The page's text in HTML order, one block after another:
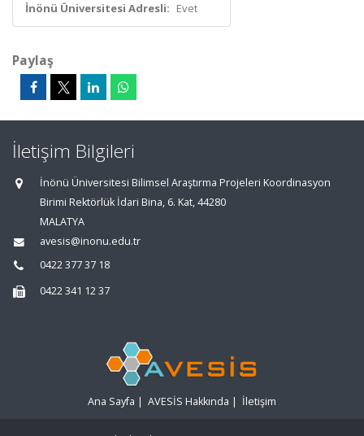
İnönü Üniversitesi Adresli: Evet
Paylaş
İletişim Bilgileri
İnönü Üniversitesi Bilimsel Araştırma Projeleri Koordinasyon
Birimi Rektörlük İdari Bina, 6. Kat, 44280
MALATYA
avesis@inonu.edu.tr
0422 377 37 18
0422 341 12 37
Ana Sayfa | AVESİS Hakkında | İletişim